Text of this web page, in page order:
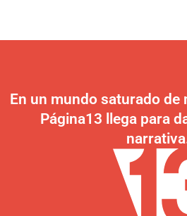
En un mundo saturado de
Página13 llega para